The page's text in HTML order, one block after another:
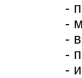
-
-
-
-
-